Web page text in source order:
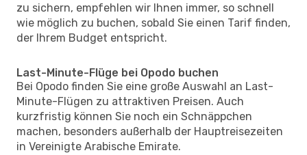
zu sichern, empfehlen wir Ihnen immer, so schnell
wie möglich zu buchen, sobald Sie einen Tarif finden,
der Ihrem Budget entspricht.
Last-Minute-Flüge bei Opodo buchen
Bei Opodo finden Sie eine große Auswahl an Last-
Minute-Flügen zu attraktiven Preisen. Auch
kurzfristig können Sie noch ein Schnäppchen
machen, besonders außerhalb der Hauptreisezeiten
in Vereinigte Arabische Emirate.